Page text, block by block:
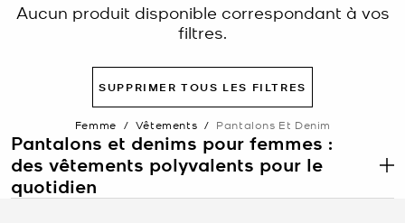
Aucun produit disponible correspondant à vos
filtres.
SUPPRIMER TOUS LES FILTRES
Femme / Vêtements / Pantalons Et Denim
Pantalons et denims pour femmes :
des vêtements polyvalents pour le
quotidien